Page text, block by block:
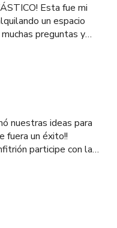
Esta fue mi
un espacio
preguntas y
de que estuviera
es increíble y
aún más grande y
varios días. A
en el corazón del
restaurantes,
Dylan, aprecio
sitio. Puedo ver por
nuestras ideas para
fuera un éxito!!
participe con las